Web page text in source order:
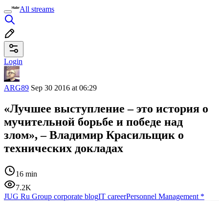
All streams
Login
ARG89 Sep 30 2016 at 06:29
«Лучшее выступление – это история о
мучительной борьбе и победе над
злом», – Владимир Красильщик о
технических докладах
16 min
7.2K
JUG Ru Group corporate blogIT careerPersonnel Management *